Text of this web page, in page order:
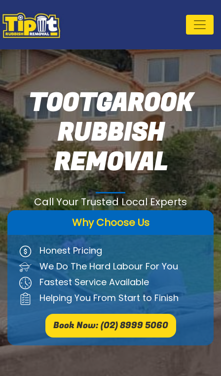
TOOTGAROOK
RUBBISH
REMOVAL
Call Your Trusted Local Experts
Why Choose Us
Honest Pricing
We Do The Hard Labour For You
Fastest Service Available
Helping You From Start to Finish
Book Now: (02) 8999 5060